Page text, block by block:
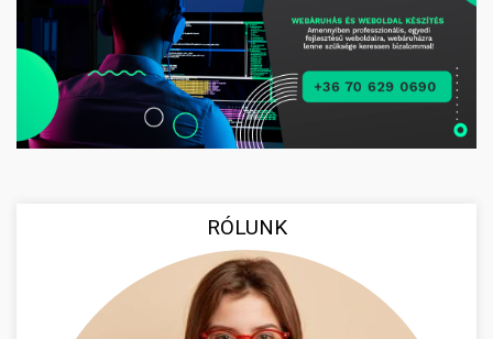
RÓLUNK